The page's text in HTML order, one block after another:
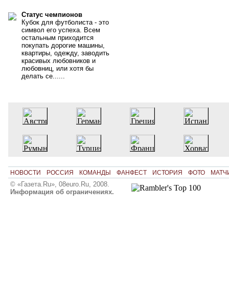
Статус чемпионов
Кубок для футболиста - это
символ его успеха. Всем
остальным приходится
покупать дорогие машины,
квартиры, одежду, заводить
красивых любовников и
любовниц, или хотя бы
делать се......
НОВОСТИ РОССИЯ КОМАНДЫ ФАНФЕСТ ИСТОРИЯ ФОТО
© «Газета.Ru», 08euro.Ru, 2008.
Информация об ограничениях.